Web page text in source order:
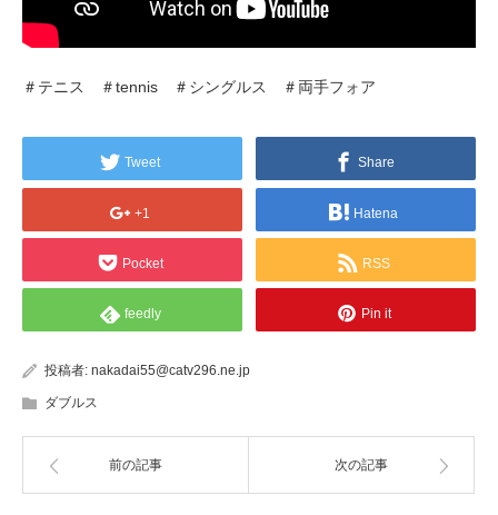
＃テニス ＃tennis ＃シングルス ＃両手フォア
Tweet Share
+1 Hatena
Pocket RSS
feedly Pin it
投稿者: nakadai55@catv296.ne.jp
ダブルス
前の記事 次の記事